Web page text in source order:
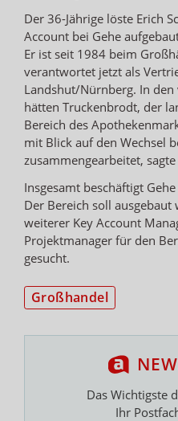
Der 36-Jährige löste Erich
Account bei Gehe
Er ist seit 1984 beim
verantwortet jetzt als
Landshut/Nürnberg. In den
hätten Truckenbrodt, der
Bereich des
mit Blick auf den Wechsel
zusammengearbeitet,
Insgesamt beschäftigt
Der Bereich soll
weiterer Key Account
Projektmanager für den
gesucht.
Großhandel
Das Wichtigste
Ihr